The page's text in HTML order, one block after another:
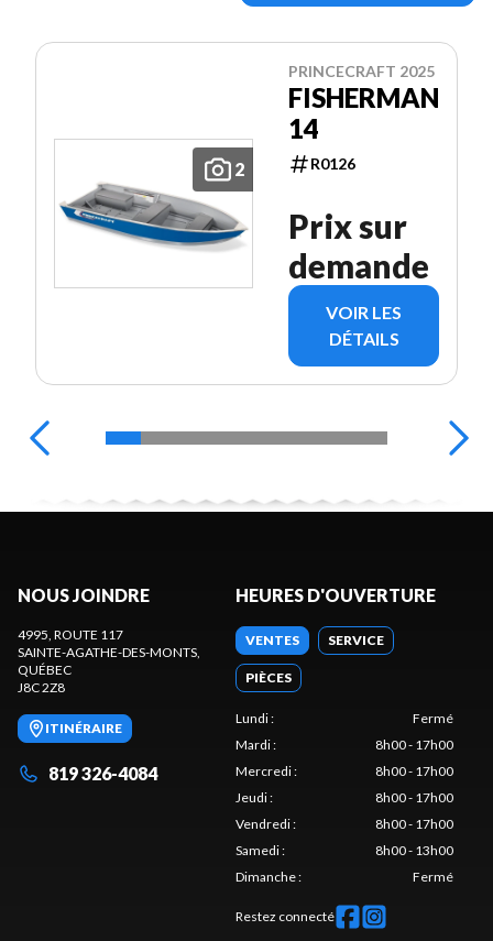
2
PRINCECRAFT 2025
FISHERMAN
14
R0126
Prix sur
demande
VOIR LES
DÉTAILS
NOUS JOINDRE
4995, ROUTE 117
SAINTE-AGATHE-DES-MONTS
QUÉBEC
J8C 2Z8
ITINÉRAIRE
819 326-4084
HEURES D'OUVERTURE
VENTES SERVICE
PIÈCES
Lundi:
Fermé
Mardi:
8h00 - 17h00
Mercredi:
8h00 - 17h00
Jeudi:
8h00 - 17h00
Vendredi:
8h00 - 17h00
Samedi:
8h00 - 13h00
Dimanche: Fermé
Restez connecté